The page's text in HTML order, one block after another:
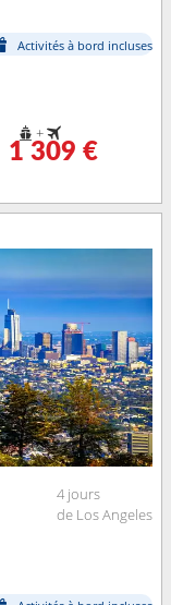
Activités à bord incluses
+
1 309 €
4 jours
de Los Angeles